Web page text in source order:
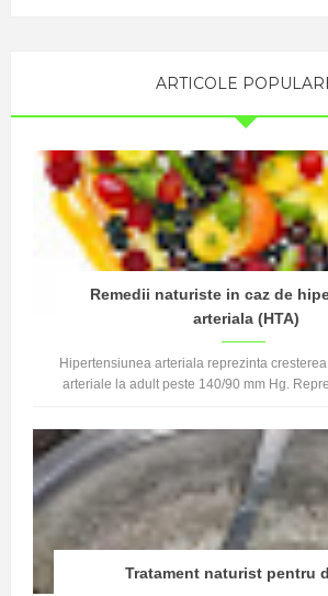
ARTICOLE
Remedii naturiste in caz de
arteriala (HTA)
Hipertensiunea arteriala reprezinta
arteriale la adult peste 140/90 mm Hg.
Tratament naturist pentru